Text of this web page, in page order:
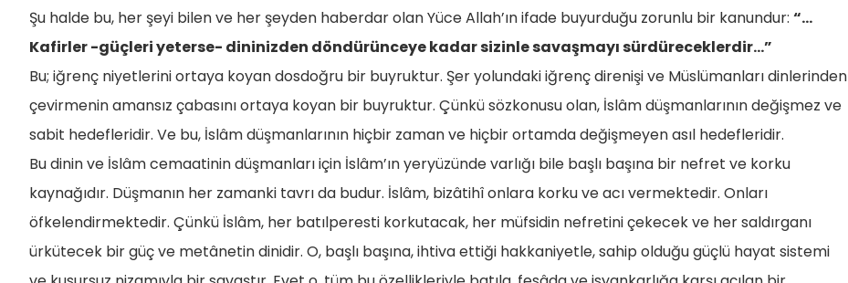
Şu halde bu, her şeyi bilen ve her şeyden haberdar olan Yüce Allah’ın ifade buyurduğu zorunlu bir kanundur: “…
Kafirler -güçleri yeterse- dininizden döndürünceye kadar sizinle savaşmayı sürdüreceklerdir…”
Bu; iğrenç niyetlerini ortaya koyan dosdoğru bir buyruktur. Şer yolundaki iğrenç direnişi ve Müslümanları dinlerinden
çevirmenin amansız çabasını ortaya koyan bir buyruktur. Çünkü sözkonusu olan, İslâm düşmanlarının değişmez ve
sabit hedefleridir. Ve bu, İslâm düşmanlarının hiçbir zaman ve hiçbir ortamda değişmeyen asıl hedefleridir.
Bu dinin ve İslâm cemaatinin düşmanları için İslâm’ın yeryüzünde varlığı bile başlı başına bir nefret ve korku
kaynağıdır. Düşmanın her zamanki tavrı da budur. İslâm, bizâtihî onlara korku ve acı vermektedir. Onları
öfkelendirmektedir. Çünkü İslâm, her batılperesti korkutacak, her müfsidin nefretini çekecek ve her saldırganı
ürkütecek bir güç ve metânetin dinidir. O, başlı başına, ihtiva ettiği hakkaniyetle, sahip olduğu güçlü hayat sistemi